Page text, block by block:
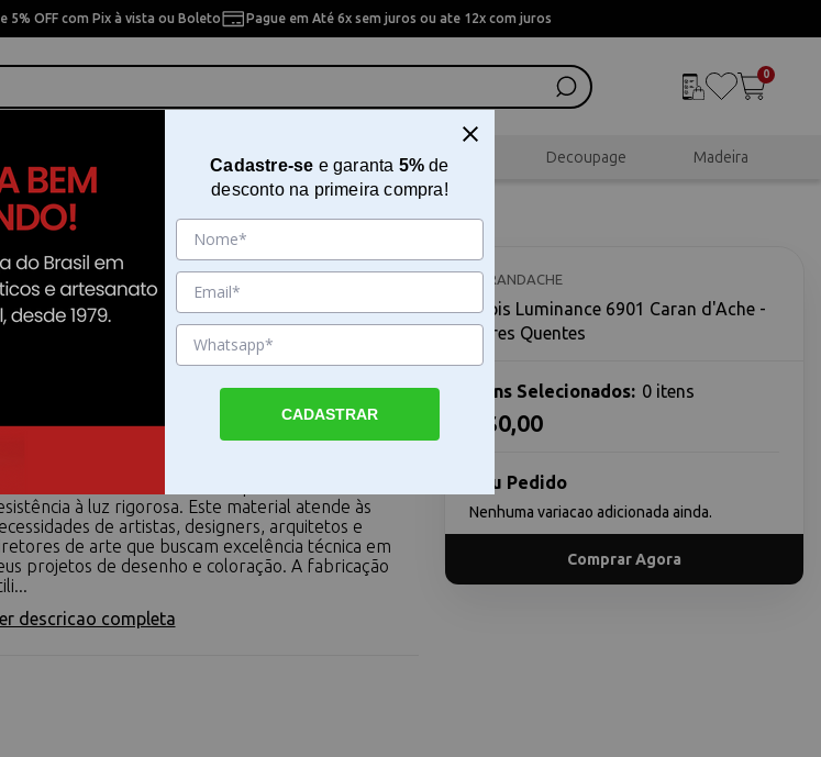
5% OFF com Pix à vista ou Boleto Pague em Até 6x sem juros ou ate 12x com juros
0
Pintura Artesanal Scrapbook Decoupage Madeira
Luminance 6901 Caran d'Ache -
Quentes
Luminance 6901 Caran d'Ache - Cores Quentes O
à luz rigorosa. Este material atende às
de artistas, designers, arquitetos e
de arte que buscam excelência técnica em
projetos de desenho e coloração. A fabricação
descricao completa
CARANDACHE
Lápis Luminance 6901 Caran d'Ache -
Cores Quentes
Itens Selecionados: 0 itens
R$0,00
Seu Pedido
Nenhuma variacao adicionada ainda.
Comprar Agora
Cadastre-se e garanta 5%de
desconto na primeira compra!
CADASTRAR